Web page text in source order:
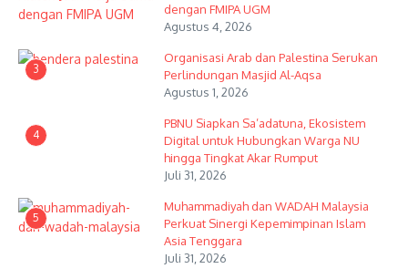
dengan FMIPA UGM
Agustus 4, 2026
3
Organisasi Arab dan Palestina Serukan
Perlindungan Masjid Al-Aqsa
Agustus 1, 2026
4
PBNU Siapkan Sa’adatuna, Ekosistem
Digital untuk Hubungkan Warga NU
hingga Tingkat Akar Rumput
Juli 31, 2026
5
Muhammadiyah dan WADAH Malaysia
Perkuat Sinergi Kepemimpinan Islam
Asia Tenggara
Juli 31, 2026